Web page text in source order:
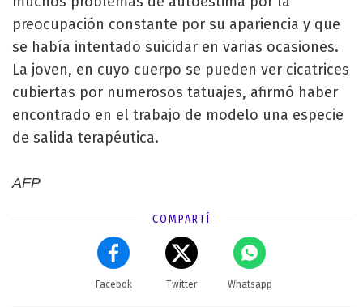
preocupación constante por su apariencia y que
se había intentado suicidar en varias ocasiones.
La joven, en cuyo cuerpo se pueden ver cicatrices
cubiertas por numerosos tatuajes, afirmó haber
encontrado en el trabajo de modelo una especie
de salida terapéutica.
AFP
COMPARTÍ
Facebok Twitter Whatsapp